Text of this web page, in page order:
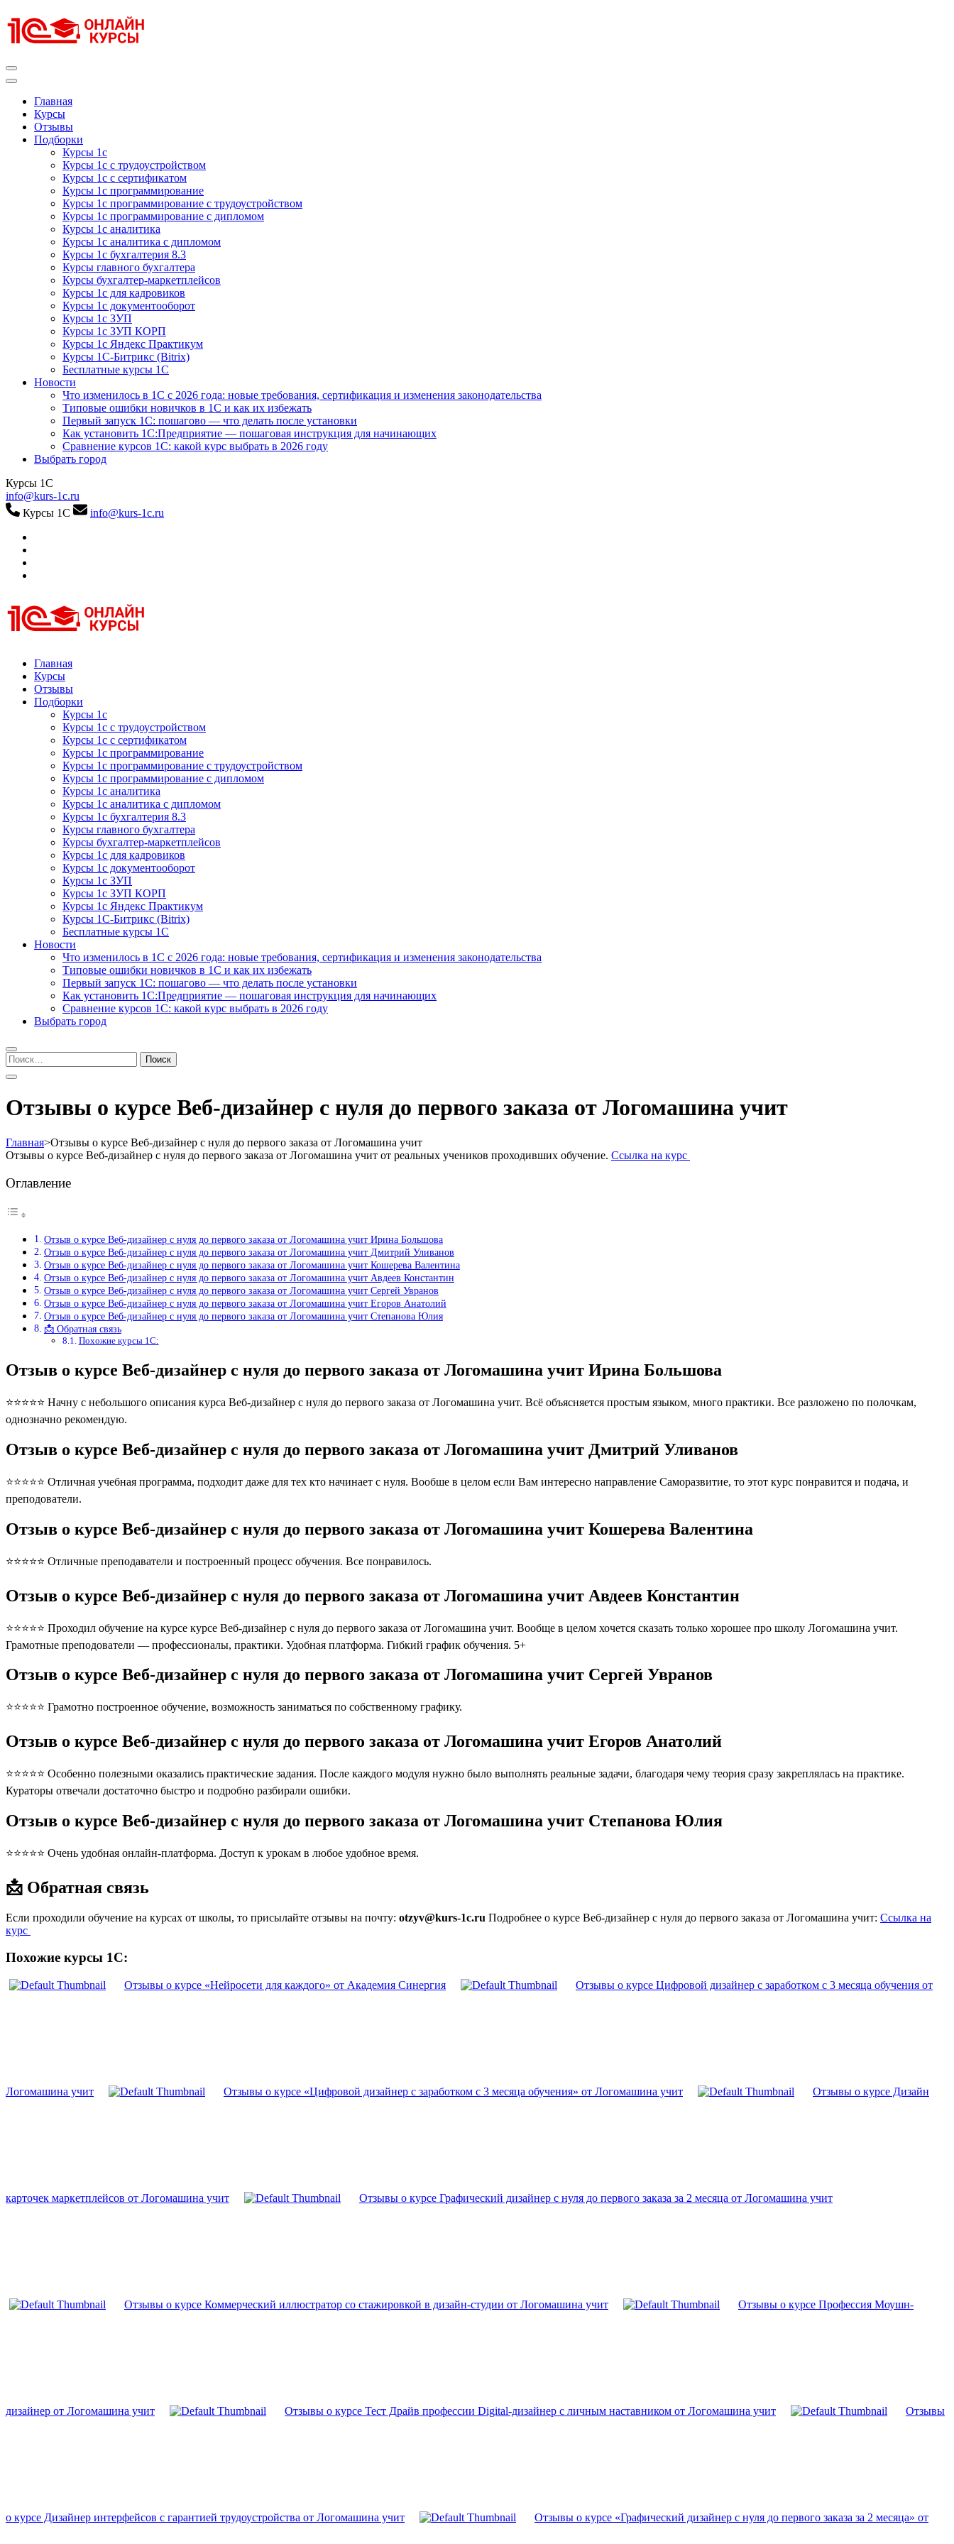
к
содержимому
Главная
Курсы
Отзывы
Подборки
Курсы 1с
Курсы 1с с трудоустройством
Курсы 1с с сертификатом
Курсы 1с программирование
Курсы 1с программирование с трудоустройством
Курсы 1с программирование с дипломом
Курсы 1с аналитика
Курсы 1с аналитика с дипломом
Курсы 1с бухгалтерия 8.3
Курсы главного бухгалтера
Курсы бухгалтер-маркетплейсов
Курсы 1с для кадровиков
Курсы 1с документооборот
Курсы 1с ЗУП
Курсы 1с ЗУП КОРП
Курсы 1с Яндекс Практикум
Курсы 1С-Битрикс (Bitrix)
Бесплатные курсы 1С
Новости
Что изменилось в 1С с 2026 года: новые требования, сертификация и изменения законодательства
Типовые ошибки новичков в 1С и как их избежать
Первый запуск 1С: пошагово — что делать после установки
Как установить 1С:Предприятие — пошаговая инструкция для начинающих
Сравнение курсов 1С: какой курс выбрать в 2026 году
Выбрать город
Курсы 1С
info@kurs-1c.ru
Курсы 1С
info@kurs-1c.ru
Курсы 1С
Курсы 1С официальная сертификация
Главная
Курсы
Отзывы
Подборки
Курсы 1с
Курсы 1с с трудоустройством
Курсы 1с с сертификатом
Курсы 1с программирование
Курсы 1с программирование с трудоустройством
Курсы 1с программирование с дипломом
Курсы 1с аналитика
Курсы 1с аналитика с дипломом
Курсы 1с бухгалтерия 8.3
Курсы главного бухгалтера
Курсы бухгалтер-маркетплейсов
Курсы 1с для кадровиков
Курсы 1с документооборот
Курсы 1с ЗУП
Курсы 1с ЗУП КОРП
Курсы 1с Яндекс Практикум
Курсы 1С-Битрикс (Bitrix)
Бесплатные курсы 1С
Новости
Что изменилось в 1С с 2026 года: новые требования, сертификация и изменения законодательства
Типовые ошибки новичков в 1С и как их избежать
Первый запуск 1С: пошагово — что делать после установки
Как установить 1С:Предприятие — пошаговая инструкция для начинающих
Сравнение курсов 1С: какой курс выбрать в 2026 году
Выбрать город
Найти:
Отзывы о курсе Веб-дизайнер с нуля до первого заказа от Логомашина учит
Главная>Отзывы о курсе Веб-дизайнер с нуля до первого заказа от Логомашина учит
Отзывы о курсе Веб-дизайнер с нуля до первого заказа от Логомашина учит от реальных учеников проходивших обучение. Ссылка на курс
Оглавление
Отзыв о курсе Веб-дизайнер с нуля до первого заказа от Логомашина учит Ирина Большова
Отзыв о курсе Веб-дизайнер с нуля до первого заказа от Логомашина учит Дмитрий Уливанов
Отзыв о курсе Веб-дизайнер с нуля до первого заказа от Логомашина учит Кошерева Валентина
Отзыв о курсе Веб-дизайнер с нуля до первого заказа от Логомашина учит Авдеев Константин
Отзыв о курсе Веб-дизайнер с нуля до первого заказа от Логомашина учит Сергей Увранов
Отзыв о курсе Веб-дизайнер с нуля до первого заказа от Логомашина учит Егоров Анатолий
Отзыв о курсе Веб-дизайнер с нуля до первого заказа от Логомашина учит Степанова Юлия
📩 Обратная связь
Похожие курсы 1С:
Отзыв о курсе Веб-дизайнер с нуля до первого заказа от Логомашина учит Ирина Большова
⭐⭐⭐⭐⭐ Начну с небольшого описания курса Веб-дизайнер с нуля до первого заказа от Логомашина учит. Всё объясняется простым языком, много практики. Все разложено по полочкам,
однозначно рекомендую.
Отзыв о курсе Веб-дизайнер с нуля до первого заказа от Логомашина учит Дмитрий Уливанов
⭐⭐⭐⭐⭐ Отличная учебная программа, подходит даже для тех кто начинает с нуля. Вообше в целом если Вам интересно направление Саморазвитие, то этот курс понравится и подача, и
преподователи.
Отзыв о курсе Веб-дизайнер с нуля до первого заказа от Логомашина учит Кошерева Валентина
⭐⭐⭐⭐⭐ Отличные преподаватели и построенный процесс обучения. Все понравилось.
Отзыв о курсе Веб-дизайнер с нуля до первого заказа от Логомашина учит Авдеев Константин
⭐⭐⭐⭐⭐ Проходил обучение на курсе курсе Веб-дизайнер с нуля до первого заказа от Логомашина учит. Вообще в целом хочется сказать только хорошее про школу Логомашина учит.
Грамотные преподователи — профессионалы, практики. Удобная платформа. Гибкий график обучения. 5+
Отзыв о курсе Веб-дизайнер с нуля до первого заказа от Логомашина учит Сергей Увранов
⭐⭐⭐⭐⭐ Грамотно построенное обучение, возможность заниматься по собственному графику.
Отзыв о курсе Веб-дизайнер с нуля до первого заказа от Логомашина учит Егоров Анатолий
⭐⭐⭐⭐⭐ Особенно полезными оказались практические задания. После каждого модуля нужно было выполнять реальные задачи, благодаря чему теория сразу закреплялась на практике.
Кураторы отвечали достаточно быстро и подробно разбирали ошибки.
Отзыв о курсе Веб-дизайнер с нуля до первого заказа от Логомашина учит Степанова Юлия
⭐⭐⭐⭐⭐ Очень удобная онлайн-платформа. Доступ к урокам в любое удобное время.
📩 Обратная связь
Если проходили обучение на курсах от школы, то присылайте отзывы на почту: otzyv@kurs-1c.ru Подробнее о курсе Веб-дизайнер с нуля до первого заказа от Логомашина учит: Ссылка на
курс
Похожие курсы 1С:
Отзывы о курсе «Нейросети для каждого» от Академия Синергия Отзывы о курсе Цифровой дизайнер с заработком с 3 месяца обучения от
Логомашина учит Отзывы о курсе «Цифровой дизайнер с заработком с 3 месяца обучения» от Логомашина учит Отзывы о курсе Дизайн
карточек маркетплейсов от Логомашина учит Отзывы о курсе Графический дизайнер с нуля до первого заказа за 2 месяца от Логомашина учит
Отзывы о курсе Коммерческий иллюстратор со стажировкой в дизайн-студии от Логомашина учит Отзывы о курсе Профессия Моушн-
дизайнер от Логомашина учит Отзывы о курсе Тест Драйв профессии Digital-дизайнер с личным наставником от Логомашина учит Отзывы
о курсе Дизайнер интерфейсов с гарантией трудоустройства от Логомашина учит Отзывы о курсе «Графический дизайнер с нуля до первого заказа за 2 месяца» от